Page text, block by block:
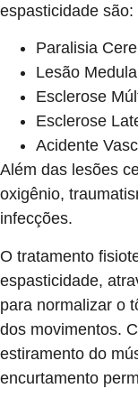
espasticidade são:
Paralisia
Lesão
Esclerose
Esclerose
Acidente
Além das lesões
oxigênio,
infecções.
O tratamento
espasticidade,
para normalizar o
dos movimentos.
estiramento do
encurtamento